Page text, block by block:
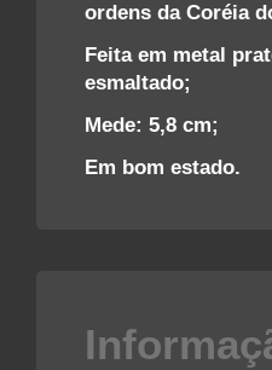
ordens da Coréia
Feita em metal
esmaltado;
Mede: 5,8 cm;
Em bom estado.